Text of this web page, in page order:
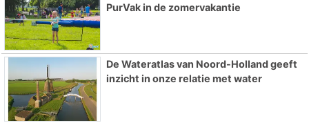
PurVak in de zomervakantie
De Wateratlas van Noord-Holland geeft
inzicht in onze relatie met water